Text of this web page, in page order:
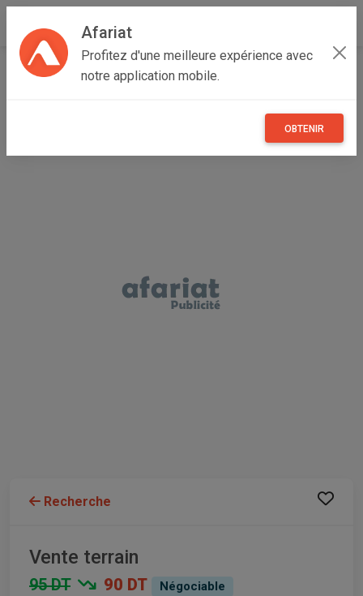
Afariat
Profitez d'une meilleure expérience avec
notre application mobile.
OBTENIR
Accueil Immobilier Oasis - Sahara
Recherche
Vente terrain
95 DT 90 DT Négociable